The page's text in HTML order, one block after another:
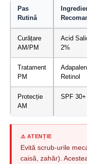
Pas
Rutină
Curățare
AM/PM
Acid
2%
Tratament
PM
Retinol
Protecție
AM
SPF 30+
⚠️ ATENȚIE
Evită scrub-urile
caisă, zahăr).